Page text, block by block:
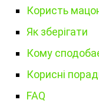
Користь
Як зберігати
Кому
Корисні
FAQ